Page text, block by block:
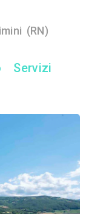
(RN)
Servizi